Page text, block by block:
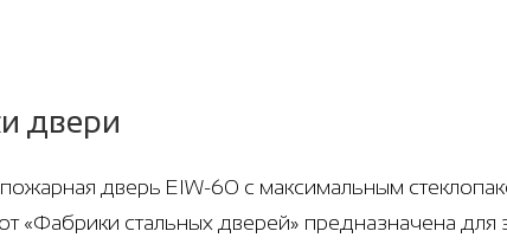
двери
дверь EIW-60 с максимальным
«Фабрики стальных дверей» предназначена для